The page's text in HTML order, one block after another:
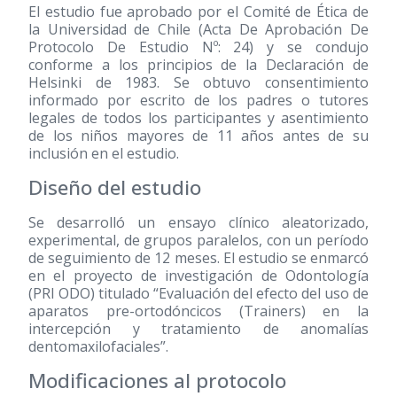
El estudio fue aprobado por el Comité de Ética de
la Universidad de Chile (Acta De Aprobación De
Protocolo De Estudio Nº: 24) y se condujo
conforme a los principios de la Declaración de
Helsinki de 1983. Se obtuvo consentimiento
informado por escrito de los padres o tutores
legales de todos los participantes y asentimiento
de los niños mayores de 11 años antes de su
inclusión en el estudio.
Diseño del estudio
Se desarrolló un ensayo clínico aleatorizado,
experimental, de grupos paralelos, con un período
de seguimiento de 12 meses. El estudio se enmarcó
en el proyecto de investigación de Odontología
(PRI ODO) titulado “Evaluación del efecto del uso de
aparatos pre-ortodóncicos (Trainers) en la
intercepción y tratamiento de anomalías
dentomaxilofaciales”.
Modificaciones al protocolo